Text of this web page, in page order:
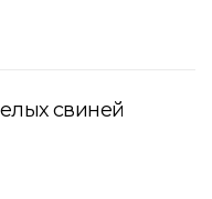
свиней